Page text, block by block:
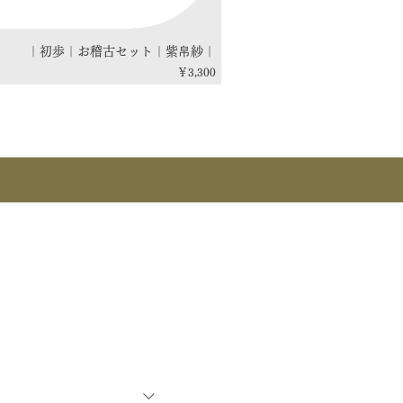
｜初歩｜お稽古セット｜紫帛紗｜
価格
￥3,300